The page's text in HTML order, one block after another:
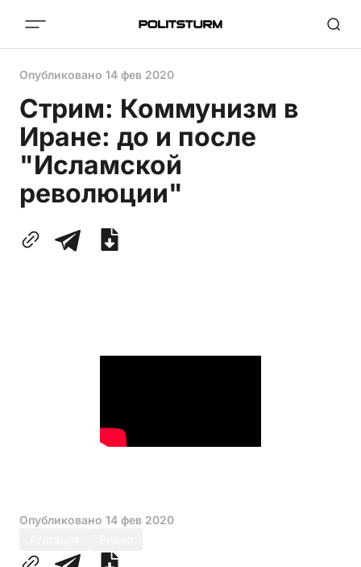
Опубликовано 14 фев 2020
Стрим: Коммунизм в
Иране: до и после
"Исламской
революции"
Опубликовано 14 фев 2020